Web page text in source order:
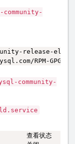
release-el7-
RPM-GPG-
复制
community-
查看状态
复制